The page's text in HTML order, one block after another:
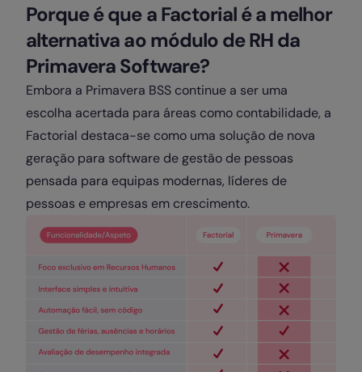
Porque é que a Factorial é a melhor
alternativa ao módulo de RH da
Primavera Software?
Embora a Primavera BSS continue a ser uma
escolha acertada para áreas como contabilidade, a
Factorial destaca-se como uma solução de nova
geração para software de gestão de pessoas
pensada para equipas modernas, líderes de
pessoas e empresas em crescimento.